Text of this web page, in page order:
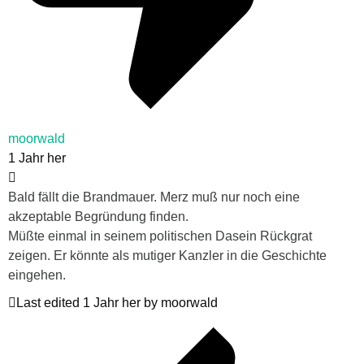
moorwald
1 Jahr her
Bald fällt die Brandmauer. Merz muß nur noch eine
akzeptable Begründung finden.
Müßte einmal in seinem politischen Dasein Rückgrat
zeigen. Er könnte als mutiger Kanzler in die Geschichte
eingehen.
Last edited 1 Jahr her by moorwald